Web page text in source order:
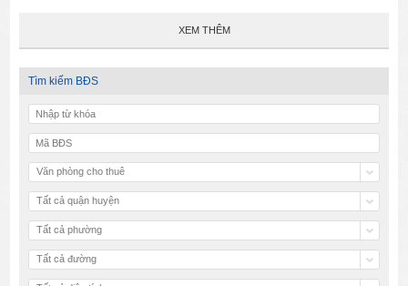
XEM THÊM
Tìm kiếm BĐS
Văn phòng cho thuê
Tất cả quận huyện
Tất cả phường
Tất cả đường